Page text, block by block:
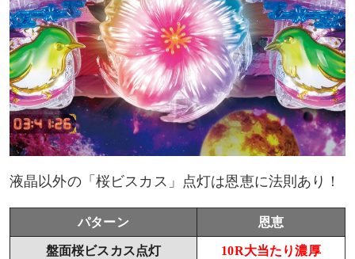
液晶以外の「桜ビスカス」点灯は恩恵に法則あり！
パターン 恩恵
盤面桜ビスカス点灯 10R大当たり濃厚